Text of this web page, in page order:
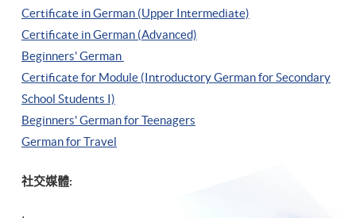
Certificate in German (Upper Intermediate)
Certificate in German (Advanced)
Beginners' German
Certificate for Module (Introductory German for Secondary
School Students I)
Beginners' German for Teenagers
German for Travel
社交媒體: